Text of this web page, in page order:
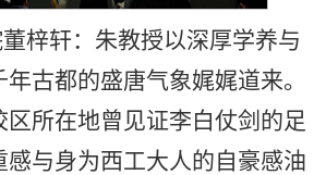
梓轩：朱教授以深厚学养与
古都的盛唐气象娓娓道来。
区所在地曾见证李白仗剑的足
感与身为西工大人的自豪感油